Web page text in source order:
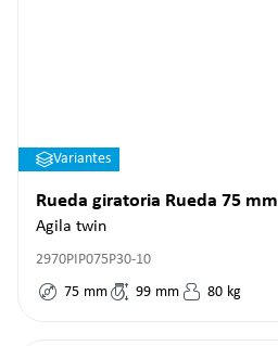
Variantes
Rueda giratoria Rueda 75 mm
Agila twin
2970PIP075P30-10
75 mm 99 mm 80 kg